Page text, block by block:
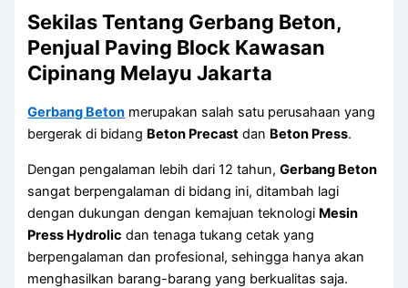
Sekilas Tentang Gerbang Beton,
Penjual Paving Block Kawasan
Cipinang Melayu Jakarta
Gerbang Beton merupakan salah satu perusahaan yang
bergerak di bidang Beton Precast dan Beton Press.
Dengan pengalaman lebih dari 12 tahun,Gerbang Beton
sangat berpengalaman di bidang ini, ditambah lagi
dengan dukungan dengan kemajuan teknologi Mesin
Press Hydrolic dan tenaga tukang cetak yang
berpengalaman dan profesional, sehingga hanya akan
menghasilkan barang-barang yang berkualitas saja.